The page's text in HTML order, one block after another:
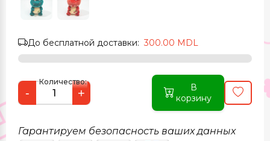
До бесплатной доставки:300.00 MDL
Количество:
- +
В
корзину
Гарантируем безопасность ваших данных